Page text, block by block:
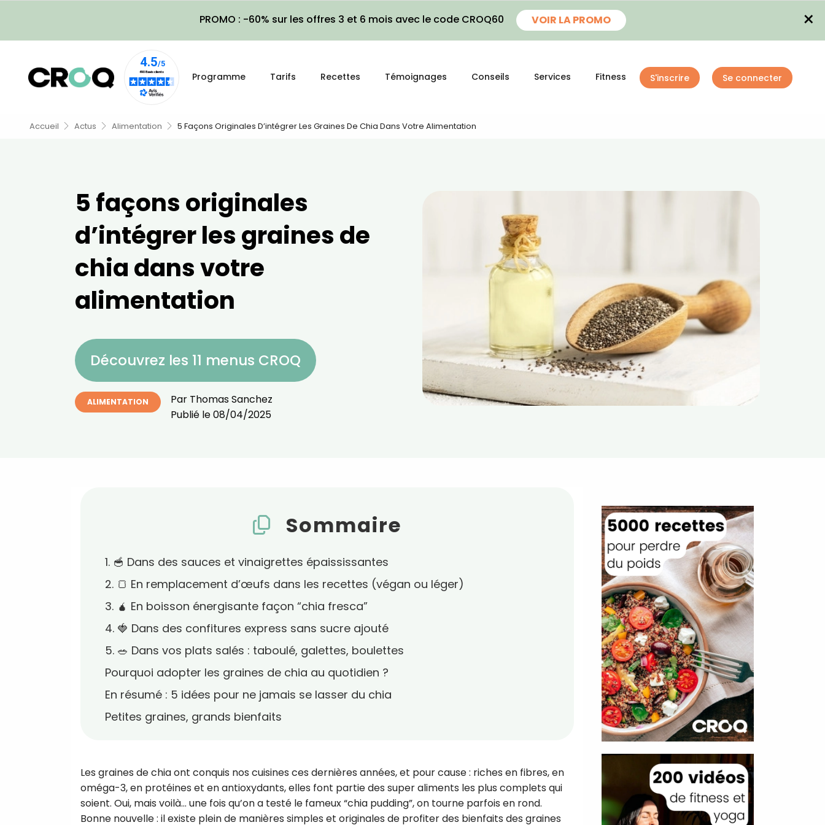
PROMO : -60% sur les offres 3 et 6 mois avec le code CROQ60 VOIR LA PROMO ×
Programme Tarifs Recettes Témoignages Conseils Services Fitness S'inscrire Se connecter
Accueil Actus Alimentation 5 Façons Originales D’intégrer Les Graines De Chia Dans Votre Alimentation
5 façons originales
d’intégrer les graines de
chia dans votre
alimentation
Découvrez les 11 menus CROQ
ALIMENTATION Par Thomas Sanchez
Publié le08/04/2025
Sommaire
1. 🥣 Dans des sauces et vinaigrettes épaississantes
2. 🍞 En remplacement d’œufs dans les recettes (végan ou léger)
3. 🧉 En boisson énergisante façon “chia fresca”
4. 🍓 Dans des confitures express sans sucre ajouté
5. 🥗 Dans vos plats salés : taboulé, galettes, boulettes
Pourquoi adopter les graines de chia au quotidien ?
En résumé : 5 idées pour ne jamais se lasser du chia
Petites graines, grands bienfaits
Les graines de chia ont conquis nos cuisines ces dernières années, et pour cause : riches en fibres, en
oméga-3, en protéines et en antioxydants, elles font partie des super aliments les plus complets qui
soient. Oui, mais voilà… une fois qu’on a testé le fameux “chia pudding”, on tourne parfois en rond.
Bonne nouvelle : il existe plein de manières simples et originales de profiter des bienfaits des graines